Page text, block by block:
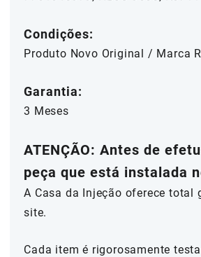
Condições:
Produto Novo Original / Marca
Garantia:
3 Meses
ATENÇÃO: Antes de
peça que está instalada
A Casa da Injeção oferece
site.
Cada item é rigorosamente